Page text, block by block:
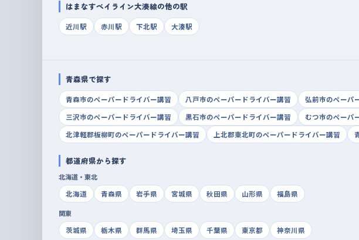
はまなすベイライン大湊線の他の駅
近川駅 赤川駅 下北駅 大湊駅
青森県で探す
青森市のペーパードライバー講習 八戸市のペーパードライバー講習 弘前市のペーパ
三沢市のペーパードライバー講習
黒石市のペーパードライバー講習 むつ市のペーパ
北津軽郡板柳町のペーパードライバー講習
上北郡東北町のペーパードライバー講習
都道府県から探す
北海道・東北
北海道
青森県 岩手県 宮城県 秋田県 山形県 福島県
関東
茨城県
栃木県 群馬県 埼玉県 千葉県 東京都 神奈川県